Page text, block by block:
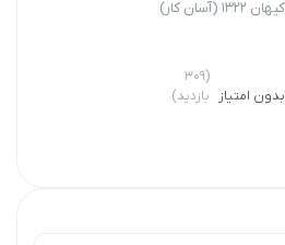
بدون امتیاز
(۳۰۹
بازدید)